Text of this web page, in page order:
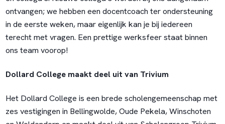
ontvangen; we hebben een docentcoach ter ondersteuning
in de eerste weken, maar eigenlijk kan je bij iedereen
terecht met vragen. Een prettige werksfeer staat binnen
ons team voorop!
Dollard College maakt deel uit van Trivium
Het Dollard College is een brede scholengemeenschap met
zes vestigingen in Bellingwolde, Oude Pekela, Winschoten